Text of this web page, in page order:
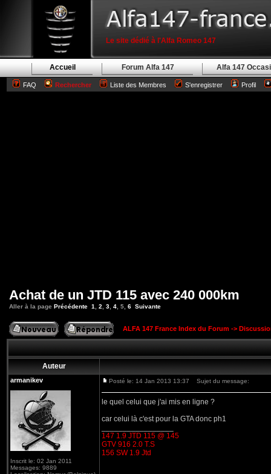
Le site dédié à l'Alfa Romeo 147
Accueil Forum Alfa 147 Alfa 147
FAQ Rechercher Liste des Membres S'enregistrer Profil
Achat de un JTD 115 avec 240 000km
Aller à la page Précédente 1 2 3 4 5 6 Suivante
ALFA 147 France Index du Forum ->
Auteur
armanikev
Inscrit le: 02 Jan 2011
Messages: 9889
Posté le: 14 Jan 2013 13:37 Sujet du message:
le quel celui que j'ai mis en ligne ?
car celui là c'est pour la GTA donc ph1
147 1.9 JTD 115 @ 145
GTV 916 2.0 T.S
156 SW 1.9 Jtd